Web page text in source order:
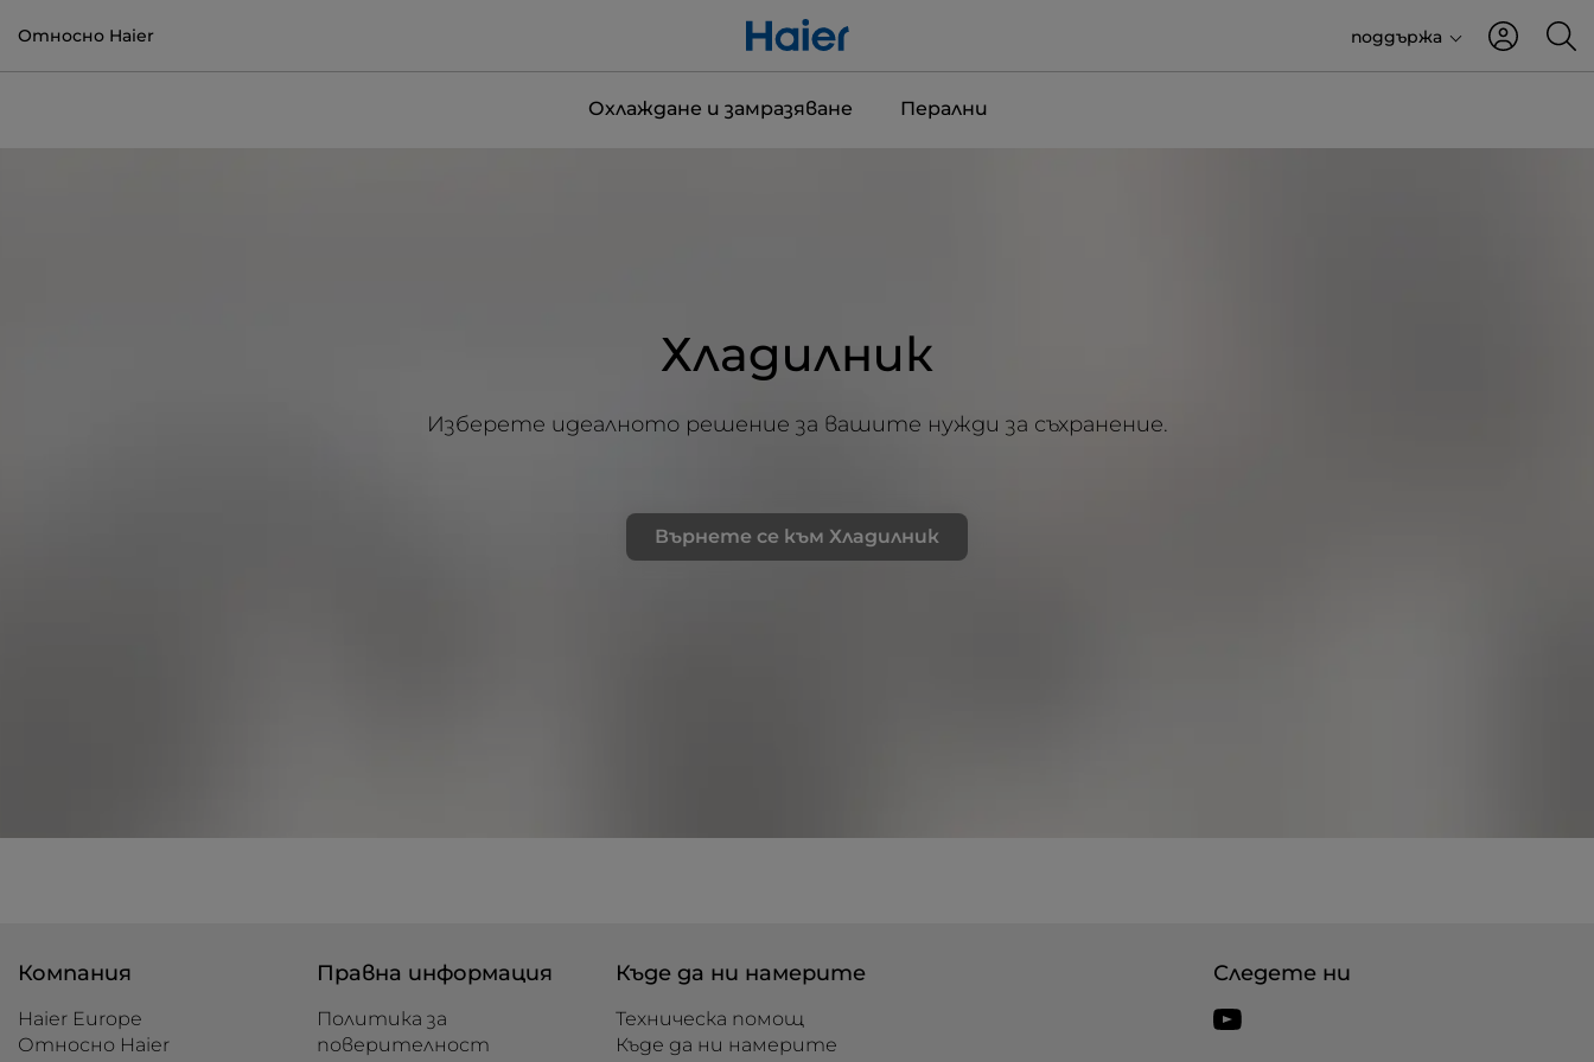
Относно Haier поддържа
Охлаждане и замразяване Перални
Хладилник
Изберете идеалното решение за вашите нужди за съхранение.
Върнете се към Хладилник
Компания
Haier Europe
Относно Haier
Правна информация
Политика за
поверителност
Къде да ни намерите
Техническа помощ
Къде да ни намерите
Следете ни